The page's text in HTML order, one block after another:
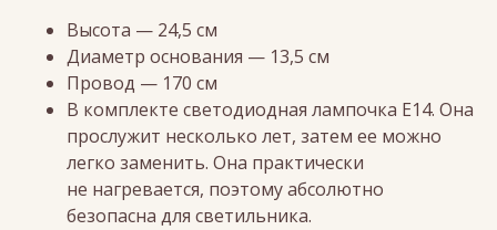
Высота — 24,5 см
Диаметр основания — 13,5 см
Провод — 170 см
В комплекте светодиодная лампочка Е14. Она
прослужит несколько лет, затем ее можно
легко заменить. Она практически
не нагревается, поэтому абсолютно
безопасна для светильника.